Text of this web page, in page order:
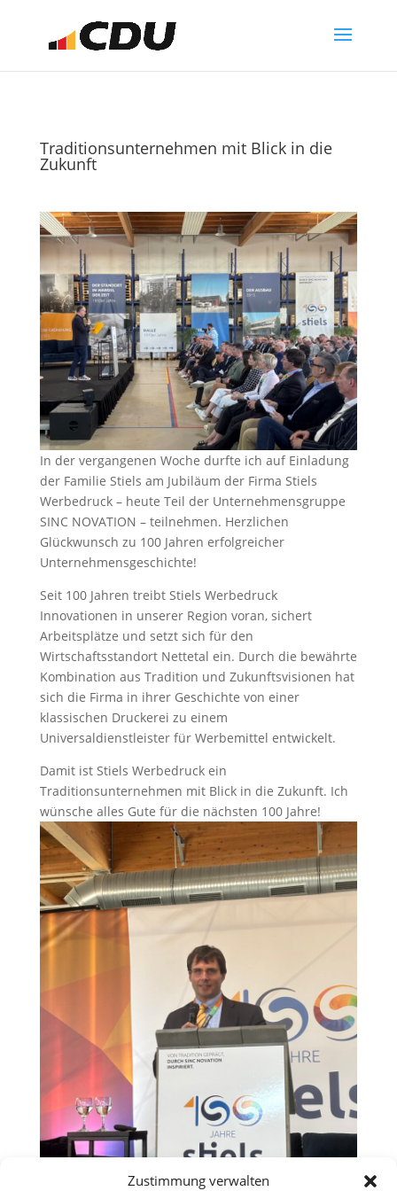
Zustimmung verwalten
Traditionsunternehmen mit Blick in die
Zukunft
In der vergangenen Woche durfte ich auf Einladung
der Familie Stiels am Jubiläum der Firma Stiels
Werbedruck – heute Teil der Unternehmensgruppe
SINC NOVATION – teilnehmen. Herzlichen
Glückwunsch zu 100 Jahren erfolgreicher
Unternehmensgeschichte!
Seit 100 Jahren treibt Stiels Werbedruck
Innovationen in unserer Region voran, sichert
Arbeitsplätze und setzt sich für den
Wirtschaftsstandort Nettetal ein. Durch die bewährte
Kombination aus Tradition und Zukunftsvisionen hat
sich die Firma in ihrer Geschichte von einer
klassischen Druckerei zu einem
Universaldienstleister für Werbemittel entwickelt.
Damit ist Stiels Werbedruck ein
Traditionsunternehmen mit Blick in die Zukunft. Ich
wünsche alles Gute für die nächsten 100 Jahre!